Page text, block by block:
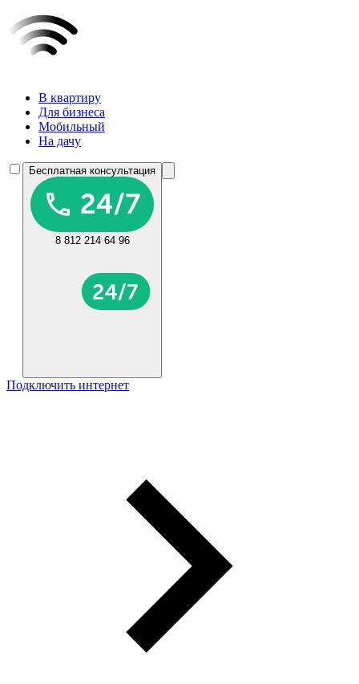
В квартиру
Для бизнеса
Мобильный
На дачу
Бесплатная консультация
8 812 214 64 96
Подключить интернет